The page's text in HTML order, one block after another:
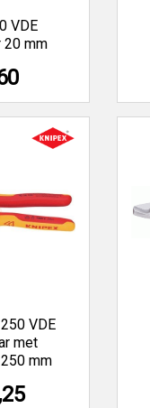
VDE
20 mm
VDE
met
mm